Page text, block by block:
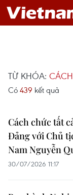
TỪ KHÓA:
Có 439 kết quả
Cách chức tất
Đảng với Chủ
Nam Nguyễn
30/07/2026 11:17